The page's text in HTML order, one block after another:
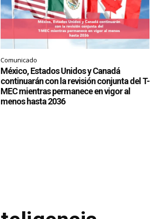
Comunicado
México, Estados Unidos y Canadá
continuarán con la revisión conjunta del T-
MEC mientras permanece en vigor al
menos hasta 2036